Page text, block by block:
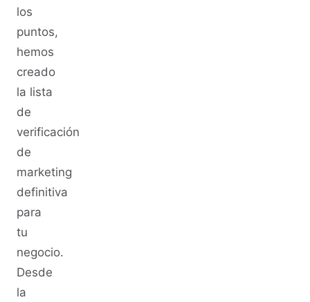
los
puntos,
hemos
creado
la lista
de
verificación
de
marketing
definitiva
para
tu
negocio.
Desde
la